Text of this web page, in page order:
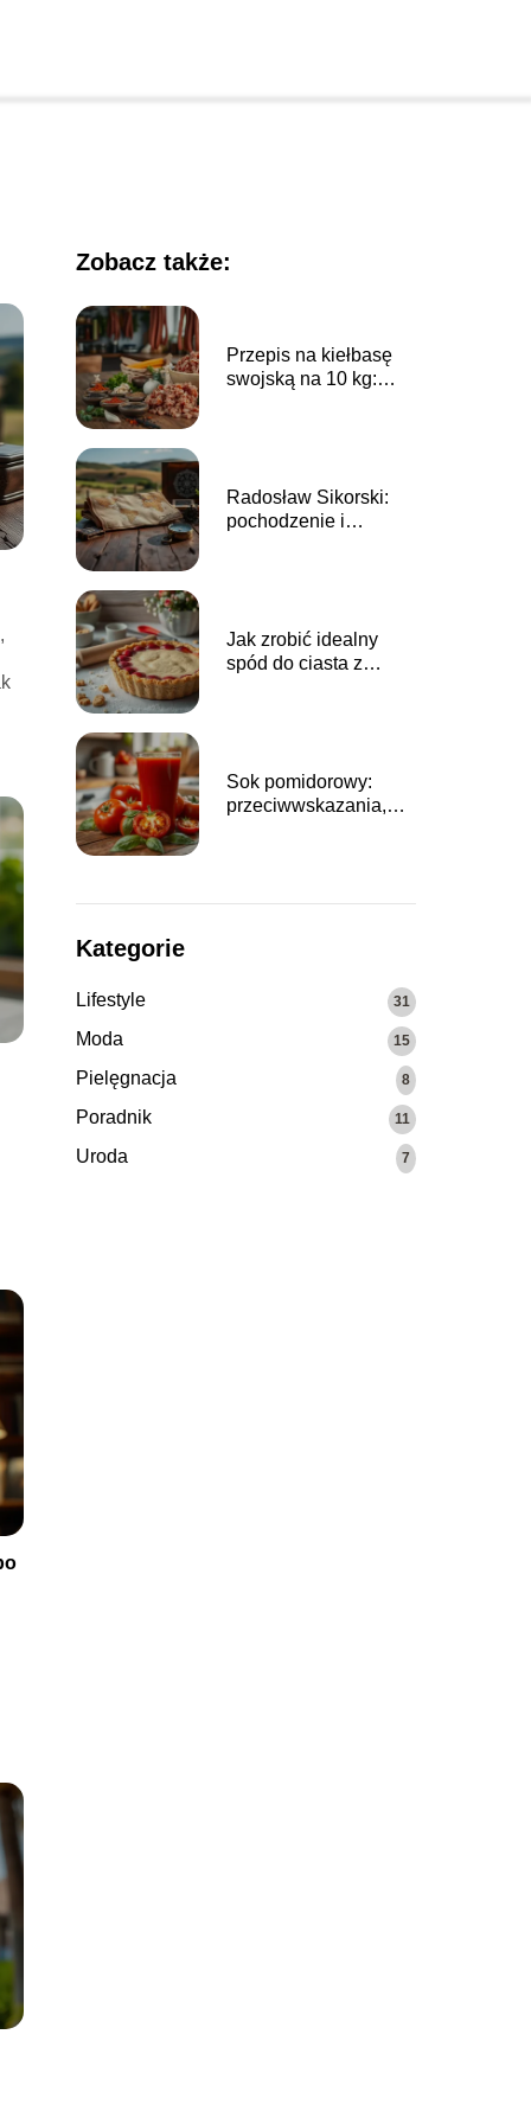
Zobacz także:
Przepis na kiełbasę
swojską na 10 kg:
Radosław Sikorski:
pochodzenie i
Jak zrobić idealny
spód do ciasta z
Sok pomidorowy:
przeciwwskazania,
Kategorie
Lifestyle 31
Moda 15
Pielęgnacja 8
Poradnik 11
Uroda 7